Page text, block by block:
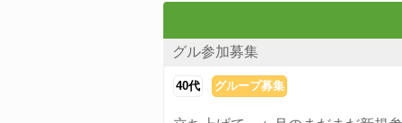
グル参加募集
40代 グループ募集